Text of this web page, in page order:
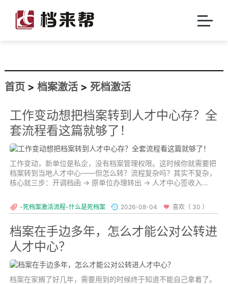
首页> 档案激活> 死档激活
工作变动想把档案转到人才中心存？全
套流程看这篇就够了！
工作变动，新单位是私企，没有档案管理权限。这时候你就需要把
档案转到当地人才中心——但怎么转？流程复杂吗？其实不复杂，
核心就三步：开调档函 → 原单位办理转出 → 人才中心签收入
-死档案激活流程-什么是死档案 2026-08-04 喜欢（ 30 ）
档案在手边多年，怎么才能公对公转进
人才中心？
档案在家搁了好几年，需要用到的时候终于知道不能自己拿着了。